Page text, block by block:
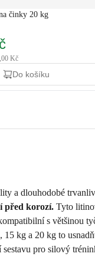
činky 20 kg
Kč
Do košíku
a dlouhodobé
před korozí. Tyto
s většinou
kg a 20 kg to
pro silový